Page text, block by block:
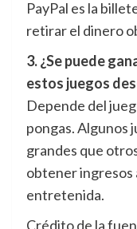
PayPal es la
retirar el dinero
3. ¿Se puede
estos juegos
Depende del
pongas. Algunos
grandes que
obtener ingresos
entretenida.
Crédito de la